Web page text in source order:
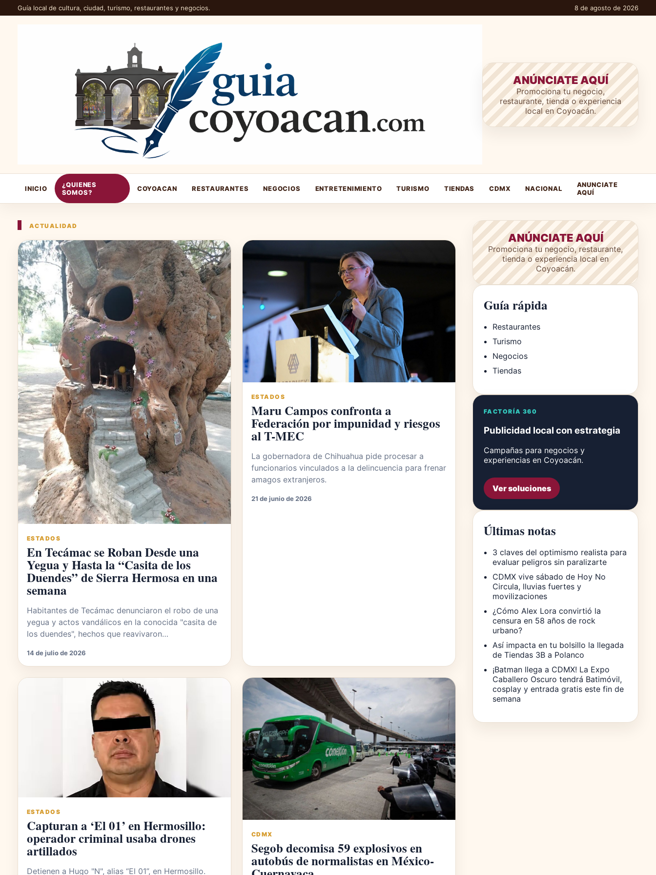
Guía local de cultura, ciudad, turismo, restaurantes y negocios. 8 de agosto de 2026
ANÚNCIATE AQUÍ
Promociona tu negocio,
restaurante, tienda o experiencia
local en Coyoacán.
INICIO
¿QUIENES
SOMOS?
COYOACAN RESTAURANTES NEGOCIOS ENTRETENIMIENTO TURISMO TIENDAS CDMX NACIONAL
ANUNCIATE
AQUÍ
ACTUALIDAD
ESTADOS
En Tecámac se Roban Desde una
Yegua y Hasta la “Casita de los
Duendes” de Sierra Hermosa en una
semana
Habitantes de Tecámac denunciaron el robo de una
yegua y actos vandálicos en la conocida "casita de
los duendes", hechos que reavivaron…
14 de julio de 2026
ESTADOS
Maru Campos confronta a
Federación por impunidad y riesgos
al T-MEC
La gobernadora de Chihuahua pide procesar a
funcionarios vinculados a la delincuencia para frenar
amagos extranjeros.
21 de junio de 2026
ESTADOS
Capturan a ‘El 01’ en Hermosillo:
operador criminal usaba drones
artillados
Detienen a Hugo "N", alias “El 01”, en Hermosillo.
CDMX
Segob decomisa 59 explosivos en
autobús de normalistas en México-
ANÚNCIATE AQUÍ
Promociona tu negocio, restaurante,
tienda o experiencia local en
Coyoacán.
Guía rápida
Restaurantes
Turismo
Negocios
Tiendas
FACTORÍA 360
Publicidad local con estrategia
Campañas para negocios y
experiencias en Coyoacán.
Ver soluciones
Últimas notas
3 claves del optimismo realista para
evaluar peligros sin paralizarte
CDMX vive sábado de Hoy No
Circula, lluvias fuertes y
movilizaciones
¿Cómo Alex Lora convirtió la
censura en 58 años de rock
urbano?
Así impacta en tu bolsillo la llegada
de Tiendas 3B a Polanco
¡Batman llega a CDMX! La Expo
Caballero Oscuro tendrá Batimóvil,
cosplay y entrada gratis este fin de
semana